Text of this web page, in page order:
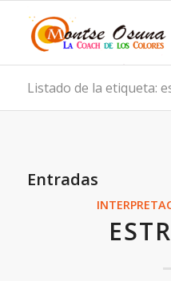
Listado de la etiqueta:
Entradas